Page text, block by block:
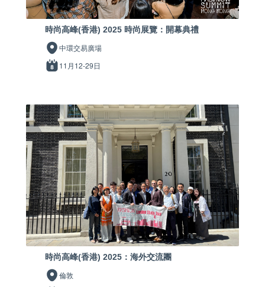
時尚高峰(香港) 2025 時尚展覽：開幕典禮
中環交易廣場
11月12-29日
時尚高峰(香港) 2025：海外交流團
倫敦